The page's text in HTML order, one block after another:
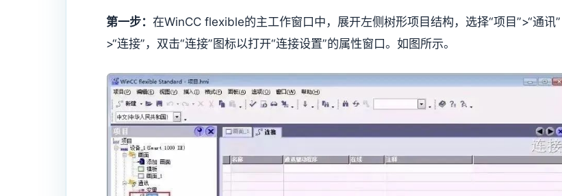
第一步： 在WinCC flexible的主工作窗口中，展开左侧树形项目结构，选择“项目”>“通讯”
>“连接”，双击“连接”图标以打开“连接设置”的属性窗口。如图所示。